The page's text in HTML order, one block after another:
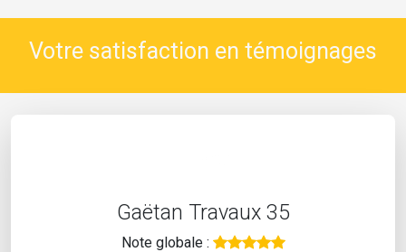
Votre satisfaction en témoignages
Gaëtan Travaux 35
Note globale :